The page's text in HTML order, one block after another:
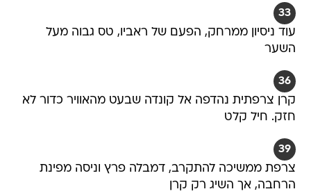
33
עוד ניסיון ממרחק, הפעם של ראביו, טס גבוה מעל
השער
36
קרן צרפתית נהדפה אל קונדה שבעט מהאוויר כדור לא
חזק. חיל קלט
39
צרפת ממשיכה להתקרב, דמבלה פרץ וניסה מפינת
הרחבה, אך השיג רק קרן